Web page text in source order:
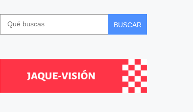
BUSCAR